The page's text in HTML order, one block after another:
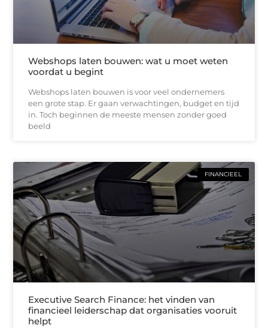
Webshops laten bouwen: wat u moet weten
voordat u begint
Webshops laten bouwen is voor veel ondernemers
een grote stap. Er gaan verwachtingen, budget en tijd
in. Toch beginnen de meeste mensen zonder goed
beeld
FINANCIEEL
Executive Search Finance: het vinden van
financieel leiderschap dat organisaties vooruit
helpt